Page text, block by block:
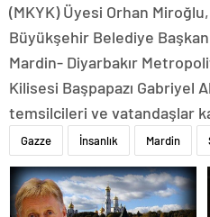
(MKYK) Üyesi Orhan
Büyükşehir Belediye
Mardin- Diyarbakır
Kilisesi Başpapazı Gabriyel
temsilcileri ve vatandaşlar
Gazze İnsanlık Mardin